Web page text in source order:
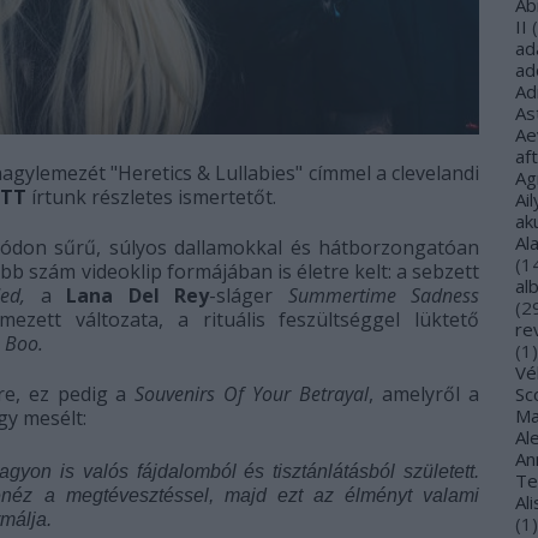
"Heretics & Lullabies" címmel a clevelandi
írtunk részletes ismertetőt.
sűrű, súlyos dallamokkal és hátborzongatóan
szám videoklip formájában is életre kelt: a sebzett
a Lana Del Rey-sláger Summertime Sadness
változata, a rituális feszültséggel lüktető
Boo.
ez pedig aSouvenirs Of Your Betrayal, amelyről a
mesélt:
is valós fájdalomból és tisztánlátásból született.
a megtévesztéssel, majd ezt az élményt valami
II (
(
(
(1 )
(1 )